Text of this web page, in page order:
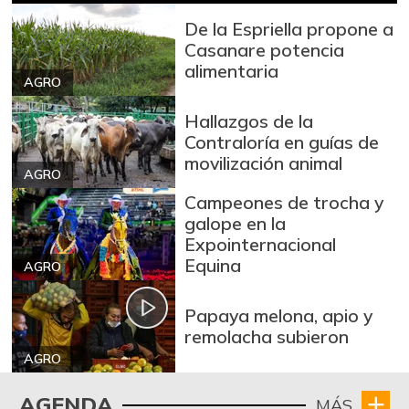
07/25/2026
Mango Tommy
07/25/2026
$ 9.313,00
+0,14%
Manzana
07/25/2026 -1,19%
Manzana roja
07/25/2026
$ 8.816,00
Manzana verde
07/25/2026
$ 9.507,00
+0,58%
Maracuyá
07/25/2026
Mora de castilla
03/13/2021
$ 2.475,00
Naranja Valencia $ 3.308,00
AGRO
De la Espriella propone a
Casanare potencia
alimentaria
AGRO
Hallazgos de la
Contraloría en guías de
movilización animal
AGRO
Campeones de trocha y
galope en la
Expointernacional
Equina
AGRO
Papaya melona, apio y
remolacha subieron